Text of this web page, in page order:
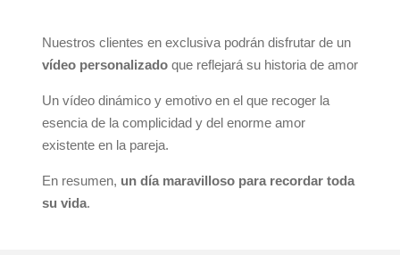
Nuestros clientes en exclusiva podrán disfrutar de un
vídeo personalizadoque reflejará su historia de amor
Un vídeo dinámico y emotivo en el que recoger la
esencia de la complicidad y del enorme amor
existente en la pareja.
En resumen, un día maravilloso para recordar toda
su vida.